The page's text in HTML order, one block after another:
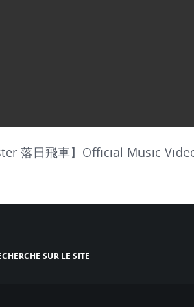
落日飛車】Official Music
SUR LE SITE